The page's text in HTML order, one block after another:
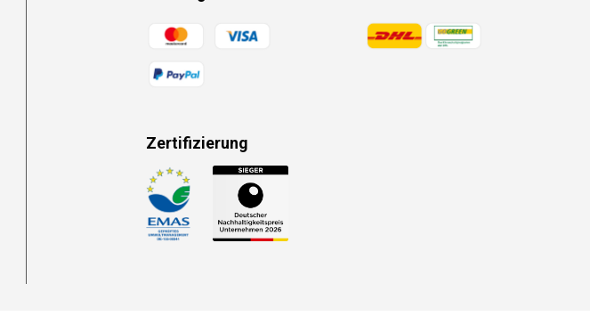
Zahlungsmethoden Zahlungsmethoden
Zertifizierung
Zahlungsmethoden